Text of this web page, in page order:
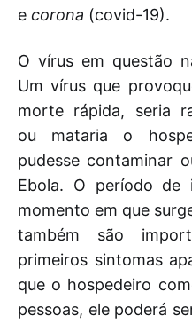
e corona (covid-19).
O vírus em questão
Um vírus que
morte rápida, seria
ou mataria o
pudesse contaminar
Ebola. O período
momento em que
também são
primeiros sintomas
que o hospedeiro
pessoas, ele poderá